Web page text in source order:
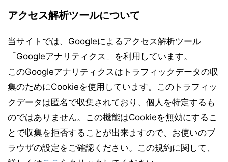
アクセス解析ツールについて
当サイトでは、Googleによるアクセス解析ツール
「Googleアナリティクス」を利用しています。
このGoogleアナリティクスはトラフィックデータの収
集のためにCookieを使用しています。このトラフィッ
クデータは匿名で収集されており、個人を特定するも
のではありません。この機能はCookieを無効にするこ
とで収集を拒否することが出来ますので、お使いのブ
ラウザの設定をご確認ください。この規約に関して、